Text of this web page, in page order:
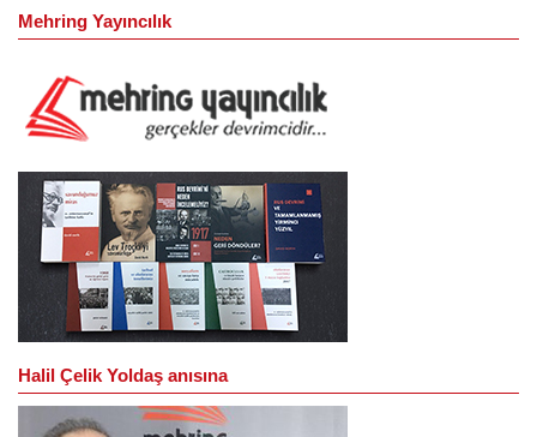
Mehring Yayıncılık
Halil Çelik Yoldaş anısına